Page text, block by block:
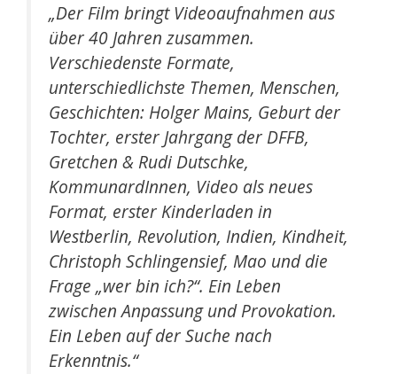
„Der Film bringt Videoaufnahmen aus
über 40 Jahren zusammen.
Verschiedenste Formate,
unterschiedlichste Themen, Menschen,
Geschichten: Holger Mains, Geburt der
Tochter, erster Jahrgang der DFFB,
Gretchen & Rudi Dutschke,
KommunardInnen, Video als neues
Format, erster Kinderladen in
Westberlin, Revolution, Indien, Kindheit,
Christoph Schlingensief, Mao und die
Frage „wer bin ich?“. Ein Leben
zwischen Anpassung und Provokation.
Ein Leben auf der Suche nach
Erkenntnis.“